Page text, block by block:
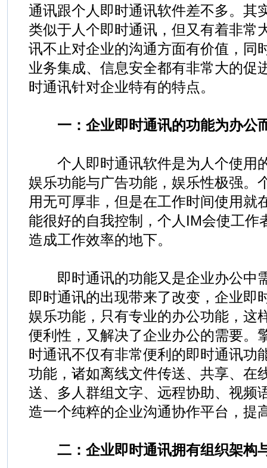
通讯跟个人即时通讯软件差不多。其
类似于人个即时通讯，但又有着非常
讯不止对企业的沟通方面有价值，同
业务集成、信息安全都有非常大的促
时通讯针对企业特有的特点。
一：企业即时通讯的功能为办公
个人即时通讯软件是为人个使用
娱乐功能与广告功能，娱乐性极强。
用无可厚非，但是在工作时间使用就
能很好的自我控制，个人IM会使工作
造成工作效率的地下。
即时通讯的功能又是企业办公中
即时通讯的出现带来了改变，企业即
娱乐功能，只有专业的办公功能，这
便利性，又解决了企业办公的需要。
时通讯不仅有非常便利的即时通讯功
功能，诸如离线文件传送、共享、在
送、多人群组文字、远程协助、视频
造一个纯粹的企业沟通协作平台，提
二：企业即时通讯拥有组织架构